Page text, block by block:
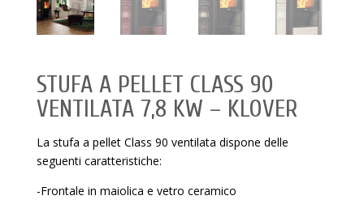
STUFA A PELLET CLASS 90
VENTILATA 7,8 KW – KLOVER
La stufa a pellet Class 90 ventilata dispone delle
seguenti caratteristiche:
-Frontale in maiolica e vetro ceramico